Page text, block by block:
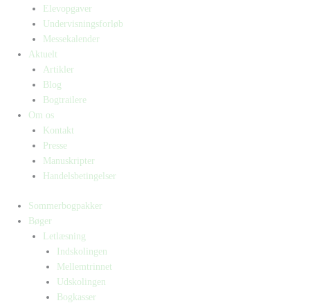
Elevopgaver
Undervisningsforløb
Messekalender
Aktuelt
Artikler
Blog
Bogtrailere
Om os
Kontakt
Presse
Manuskripter
Handelsbetingelser
Sommerbogpakker
Bøger
Letlæsning
Indskolingen
Mellemtrinnet
Udskolingen
Bogkasser